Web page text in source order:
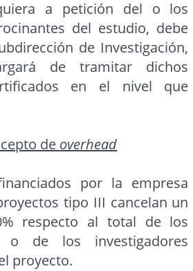
a petición del o los
del estudio, debe
de Investigación,
de tramitar dichos
en el nivel que
de overhead
por la empresa
tipo III cancelan un
respecto al total de los
o de los investigadores
proyecto.